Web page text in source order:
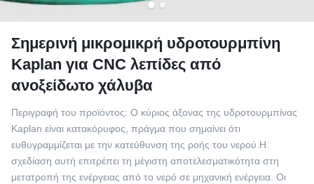
Σημερινή μικρομικρή υδροτουρμπίνη
Kaplan για CNC λεπίδες από
ανοξείδωτο χάλυβα
Περιγραφή του προϊόντος: Ο κύριος άξονας της υδροτουρμπίνας
Kaplan είναι κατακόρυφος, πράγμα που σημαίνει ότι
ευθυγραμμίζεται με την κατεύθυνση της ροής του νερού.Η
σχεδίαση αυτή επιτρέπει τη μέγιστη αποτελεσματικότητα στη
μετατροπή της ενέργειας από το νερό σε μηχανική ενέργεια. Οι